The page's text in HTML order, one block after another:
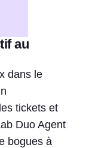
au
dans le
tickets et
Duo Agent
bogues à